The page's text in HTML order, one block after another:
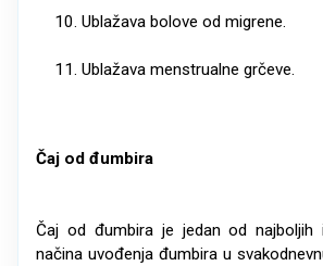
Ublažava bolove od migrene.
Ublažava menstrualne grčeve.
Čaj od đumbira
Čaj od đumbira je jedan od najboljih
načina uvođenja đumbira u